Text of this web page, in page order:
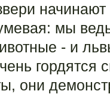
мы
- и
они